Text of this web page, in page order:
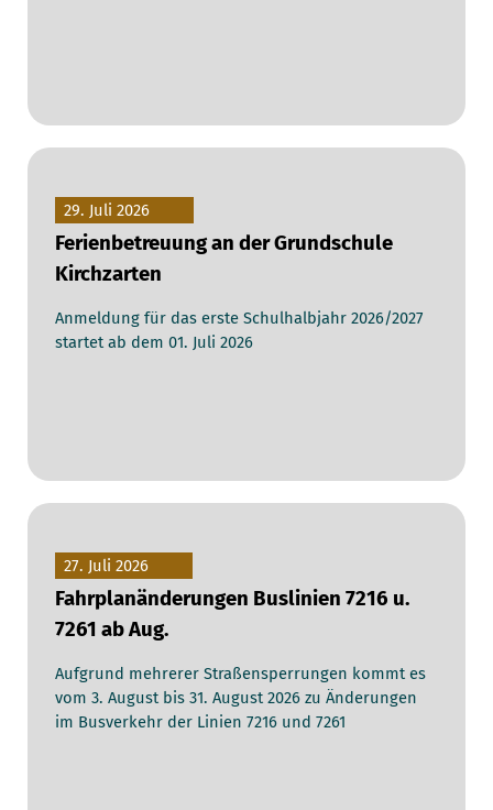
29. Juli 2026
Ferienbetreuung an der Grundschule
Kirchzarten
Anmeldung für das erste Schulhalbjahr 2026/2027
startet ab dem 01. Juli 2026
27. Juli 2026
Fahrplanänderungen Buslinien 7216 u.
7261 ab Aug.
Aufgrund mehrerer Straßensperrungen kommt es
vom 3. August bis 31. August 2026 zu Änderungen
im Busverkehr der Linien 7216 und 7261